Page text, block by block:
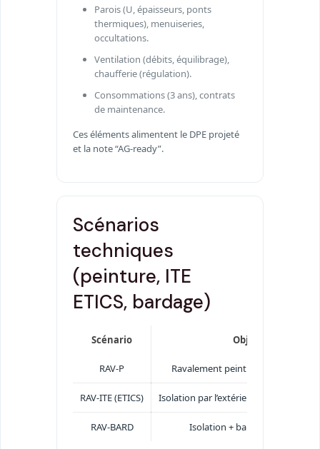
Parois (U, épaisseurs, ponts
thermiques), menuiseries,
occultations.
Ventilation (débits, équilibrage),
chaufferie (régulation).
Consommations (3 ans), contrats
de maintenance.
Ces éléments alimentent le DPE projeté
et la note “AG-ready”.
Scénarios
techniques
(peinture, ITE
ETICS, bardage)
Scénario Objet
RAV-P Ravalement peinture/endoit mince
RAV-ITE (ETICS) Isolation par l’extérieur enduit sur
RAV-BARD Isolation + bardage ventilé